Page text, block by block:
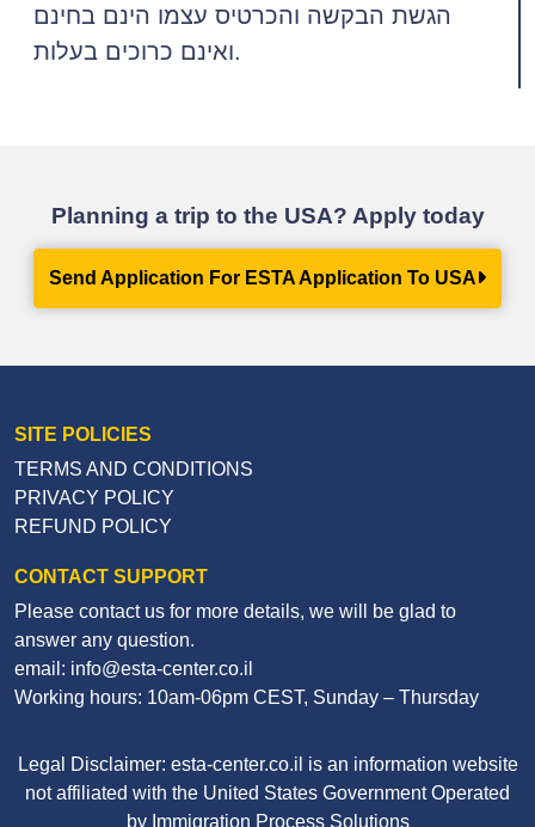
הגשת הבקשה והכרטיס עצמו הינם בחינם
ואינם כרוכים בעלות.
Planning a trip to the USA? Apply today
Send Application For ESTA Application To USA
SITE POLICIES
TERMS AND CONDITIONS
PRIVACY POLICY
REFUND POLICY
CONTACT SUPPORT
Please contact us for more details, we will be glad to
answer any question.
email: info@esta-center.co.il
Working hours: 10am-06pm CEST, Sunday – Thursday
Legal Disclaimer: esta-center.co.il is an information website
not affiliated with the United States Government Operated
by Immigration Process Solutions